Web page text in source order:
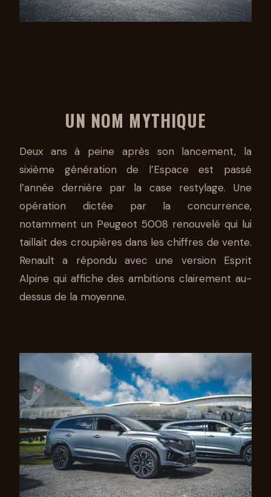
UN NOM MYTHIQUE
Deux ans à peine après son lancement, la
sixième génération de l’Espace est passé
l’année dernière par la case restylage. Une
opération dictée par la concurrence,
notamment un Peugeot 5008 renouvelé qui lui
taillait des croupières dans les chiffres de vente.
Renault a répondu avec une version Esprit
Alpine qui affiche des ambitions clairement au-
dessus de la moyenne.